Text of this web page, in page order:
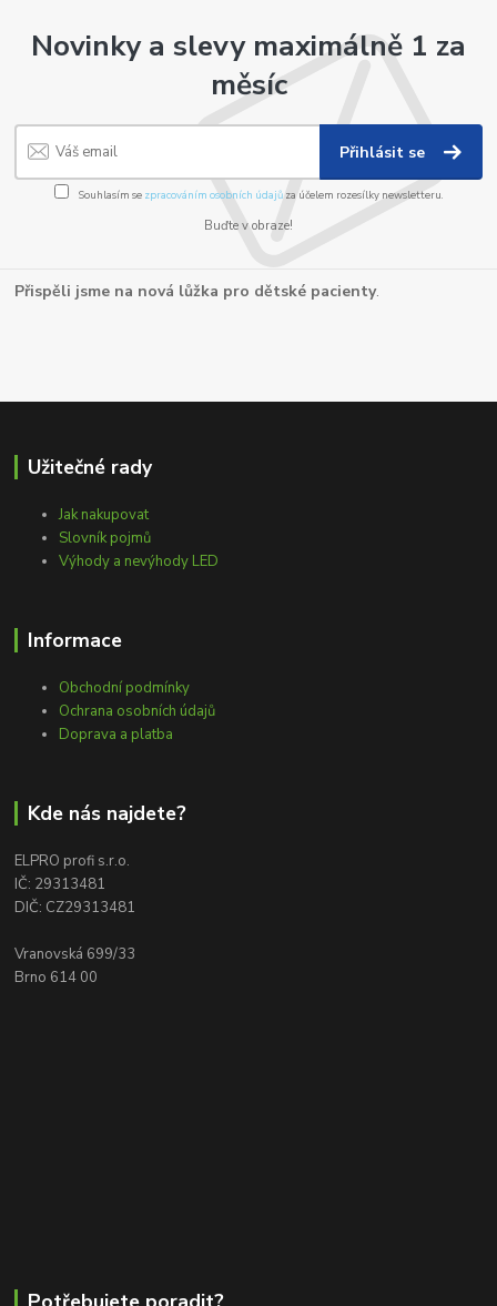
Novinky a slevy maximálně 1 za
měsíc
Přihlásit se
Souhlasím se zpracováním osobních údajůza účelem rozesílky newsletteru.
Buďte v obraze!
Přispěli jsme na nová lůžka pro dětské pacienty.
Užitečné rady
Jak nakupovat
Slovník pojmů
Výhody a nevýhody LED
Informace
Obchodní podmínky
Ochrana osobních údajů
Doprava a platba
Kde nás najdete?
ELPRO profi s.r.o.
IČ: 29313481
DIČ: CZ29313481
Vranovská 699/33
Brno 614 00